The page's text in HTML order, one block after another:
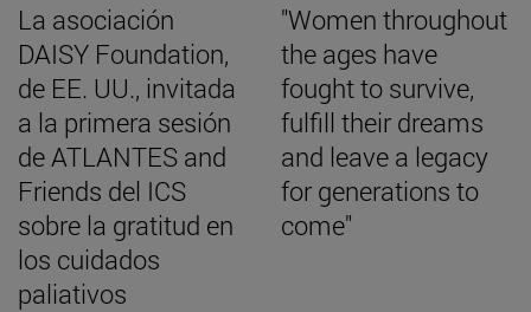
La asociación
DAISY Foundation,
de EE. UU., invitada
a la primera sesión
de ATLANTES and
Friends del ICS
sobre la gratitud en
los cuidados
paliativos
"Women throughout
the ages have
fought to survive,
fulfill their dreams
and leave a legacy
for generations to
come"